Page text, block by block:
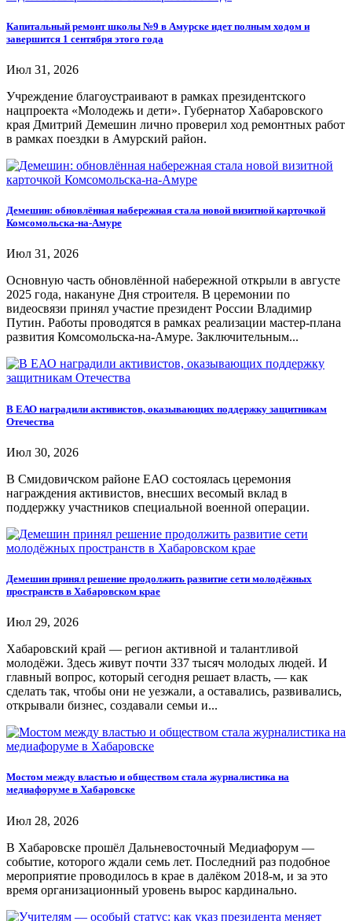
Капитальный ремонт школы №9 в Амурске идет полным ходом и
завершится 1 сентября этого года
Июл 31, 2026
Учреждение благоустраивают в рамках президентского
нацпроекта «Молодежь и дети». Губернатор Хабаровского
края Дмитрий Демешин лично проверил ход ремонтных работ
в рамках поездки в Амурский район.
Демешин: обновлённая набережная стала новой визитной карточкой
Комсомольска-на-Амуре
Июл 31, 2026
Основную часть обновлённой набережной открыли в августе
2025 года, накануне Дня строителя. В церемонии по
видеосвязи принял участие президент России Владимир
Путин. Работы проводятся в рамках реализации мастер-плана
развития Комсомольска-на-Амуре. Заключительным...
В ЕАО наградили активистов, оказывающих поддержку защитникам
Отечества
Июл 30, 2026
В Смидовичском районе ЕАО состоялась церемония
награждения активистов, внесших весомый вклад в
поддержку участников специальной военной операции.
Демешин принял решение продолжить развитие сети молодёжных
пространств в Хабаровском крае
Июл 29, 2026
Хабаровский край — регион активной и талантливой
молодёжи. Здесь живут почти 337 тысяч молодых людей. И
главный вопрос, который сегодня решает власть, — как
сделать так, чтобы они не уезжали, а оставались, развивались,
открывали бизнес, создавали семьи и...
Мостом между властью и обществом стала журналистика на
медиафоруме в Хабаровске
Июл 28, 2026
В Хабаровске прошёл Дальневосточный Медиафорум —
событие, которого ждали семь лет. Последний раз подобное
мероприятие проводилось в крае в далёком 2018-м, и за это
время организационный уровень вырос кардинально.